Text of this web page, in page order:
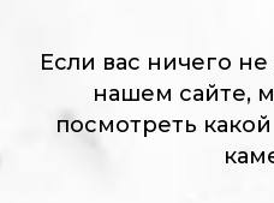
Если вас ничего
нашем сайте,
посмотреть